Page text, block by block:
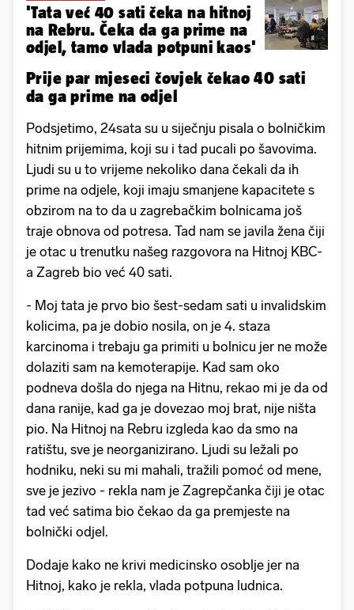
'Tata već 40 sati čeka na hitnoj
na Rebru. Čeka da ga prime na
odjel, tamo vlada potpuni kaos'
Prije par mjeseci čovjek čekao 40 sati
da ga prime na odjel
Podsjetimo, 24sata su u siječnju pisala o bolničkim
hitnim prijemima, koji su i tad pucali po šavovima.
Ljudi su u to vrijeme nekoliko dana čekali da ih
prime na odjele, koji imaju smanjene kapacitete s
obzirom na to da u zagrebačkim bolnicama još
traje obnova od potresa. Tad nam se javila žena čiji
je otac u trenutku našeg razgovora na Hitnoj KBC-
a Zagreb bio već 40 sati.
- Moj tata je prvo bio šest-sedam sati u invalidskim
kolicima, pa je dobio nosila, on je 4. staza
karcinoma i trebaju ga primiti u bolnicu jer ne može
dolaziti sam na kemoterapije. Kad sam oko
podneva došla do njega na Hitnu, rekao mi je da od
dana ranije, kad ga je dovezao moj brat, nije ništa
pio. Na Hitnoj na Rebru izgleda kao da smo na
ratištu, sve je neorganizirano. Ljudi su ležali po
hodniku, neki su mi mahali, tražili pomoć od mene,
sve je jezivo - rekla nam je Zagrepčanka čiji je otac
tad već satima bio čekao da ga premjeste na
bolnički odjel.
Dodaje kako ne krivi medicinsko osoblje jer na
Hitnoj, kako je rekla, vlada potpuna ludnica.